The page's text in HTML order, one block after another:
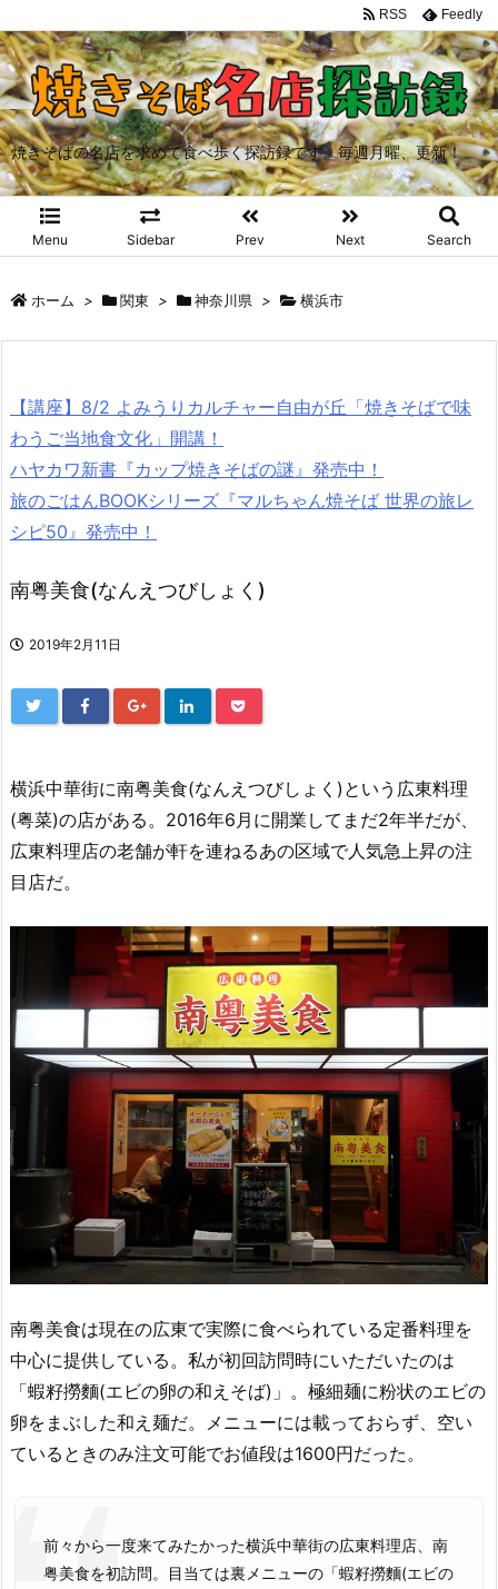
焼きそばの名店を求めて食べ歩く探訪録です。毎週月曜、更新！
Menu Sidebar Prev Next Search
RSS Feedly
ホーム > 関東 > 神奈川県 > 横浜市
【講座】8/2 よみうりカルチャー自由が丘「焼きそばで味
わうご当地食文化」開講！
ハヤカワ新書『カップ焼きそばの謎』発売中！
旅のごはんBOOKシリーズ『マルちゃん焼そば 世界の旅レ
シピ50』発売中！
南粤美食(なんえつびしょく)
2019年2月11日
横浜中華街に南粤美食(なんえつびしょく)という広東料理
(粤菜)の店がある。2016年6月に開業してまだ2年半だが、
広東料理店の老舗が軒を連ねるあの区域で人気急上昇の注
目店だ。
南粤美食は現在の広東で実際に食べられている定番料理を
中心に提供している。私が初回訪問時にいただいたのは
「蝦籽撈麵(エビの卵の和えそば)」。極細麺に粉状のエビの
卵をまぶした和え麺だ。メニューには載っておらず、空い
ているときのみ注文可能でお値段は1600円だった。
前々から一度来てみたかった横浜中華街の広東料理店、南
粤美食を初訪問。目当ては裏メニューの「蝦籽撈麵(エビの